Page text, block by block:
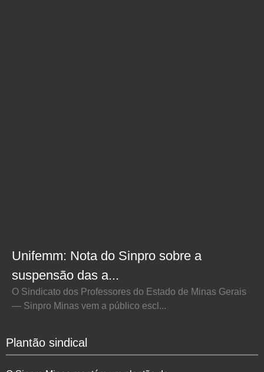
Unifemm: Nota do Sinpro sobre a
suspensão das a...
O Sindicato dos Professores do Estado de Minas Gerais
— Sinpro Minas vem a público escl...
Plantão sindical